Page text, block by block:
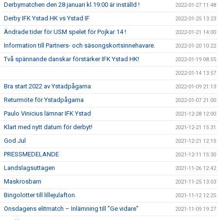
Derbymatchen den 28 januari kl.19:00 är inställd ! 2022-01-27 11:48
Derby IFK Ystad HK vs Ystad IF 2022-01-25 13:23
Ändrade tider för USM spelet för Pojkar 14 ! 2022-01-21 14:00
Information till Partners- och säsongskortsinnehavare. 2022-01-20 10:22
Två spännande danskar förstärker IFK Ystad HK! 2022-01-19 08:55
2022-01-14 13:57
Bra start 2022 av Ystadpågarna 2022-01-09 21:13
Returmöte för Ystadpågarna 2022-01-07 21:00
Paulo Vinicius lämnar IFK Ystad 2021-12-28 12:00
Klart med nytt datum för derbyt! 2021-12-21 15:31
God Jul 2021-12-21 12:15
PRESSMEDELANDE 2021-12-11 15:30
Landslagsuttagen 2021-11-26 12:42
Maskrosbarn 2021-11-25 13:03
Bingolotter till lillejulafton. 2021-11-12 12:25
Onsdagens elitmatch – Inlämning till ”Ge vidare” 2021-11-09 19:27